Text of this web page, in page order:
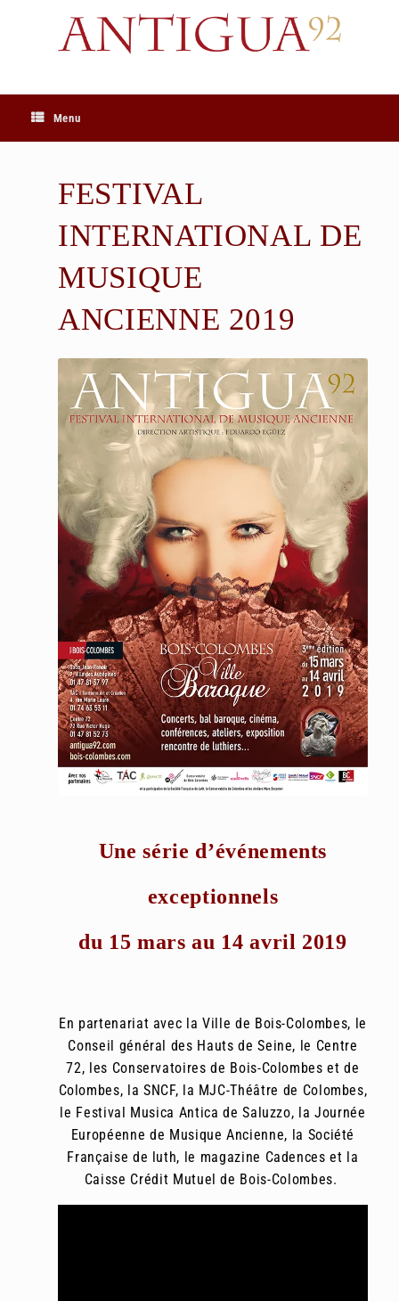
Menu
FESTIVAL
INTERNATIONAL DE
MUSIQUE
ANCIENNE 2019
Une série d’événements
exceptionnels
du 15 mars au 14 avril 2019
En partenariat avec la Ville de Bois-Colombes, le
Conseil général des Hauts de Seine, le Centre
72, les Conservatoires de Bois-Colombes et de
Colombes, la SNCF, la MJC-Théâtre de Colombes,
le Festival Musica Antica de Saluzzo, la Journée
Européenne de Musique Ancienne, la Société
Française de luth, le magazine Cadences et la
Caisse Crédit Mutuel de Bois-Colombes.